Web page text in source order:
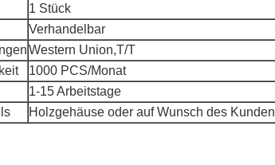
1 Stück
Verhandelbar
Western Union,T/T
1000 PCS/Monat
1-15 Arbeitstage
Holzgehäuse oder auf Wunsch des Kunden